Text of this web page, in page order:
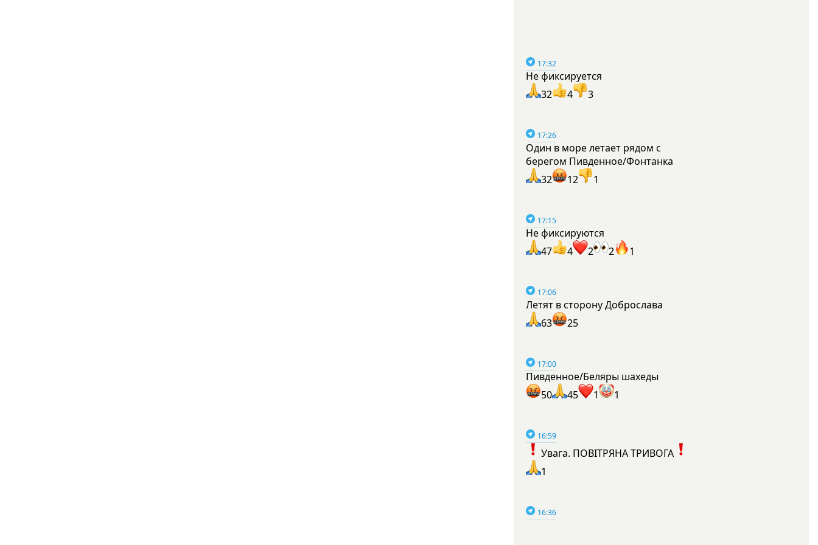
17:32
Не фиксируется
32
4 3
17:26
Один в море летает рядом с
берегом Пивденное/Фонтанка
32
12 1
17:15
Не фиксируются
47
4 2 2 1
17:06
Летят в сторону Доброслава
63
25
17:00
Пивденное/Беляры шахеды
50
45 1 1
16:59
Увага. ПОВІТРЯНА ТРИВОГА
1
16:36